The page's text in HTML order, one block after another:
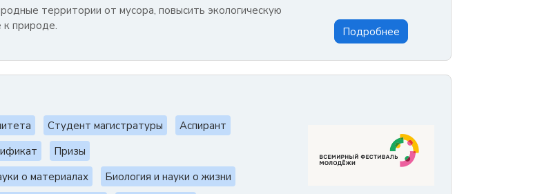
территории от мусора, повысить экологическую
природе.
Подробнее
Студент магистратуры
Аспирант
Призы
о материалах
Биология и науки о жизни